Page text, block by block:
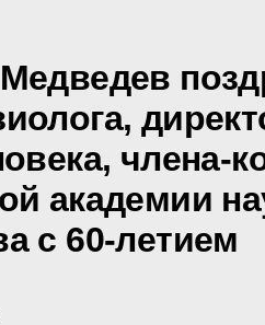
члена-
академии
с 60-летием